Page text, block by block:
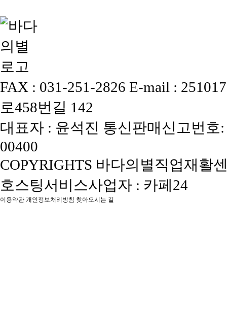
FAX : 031-251-2826 E-mail :
로458번길 142
대표자 : 윤석진 통신판매신고번호
00400
COPYRIGHTS 바다의별직업재활
호스팅서비스사업자 : 카페24
이용약관 개인정보처리방침 찾아오시는 길